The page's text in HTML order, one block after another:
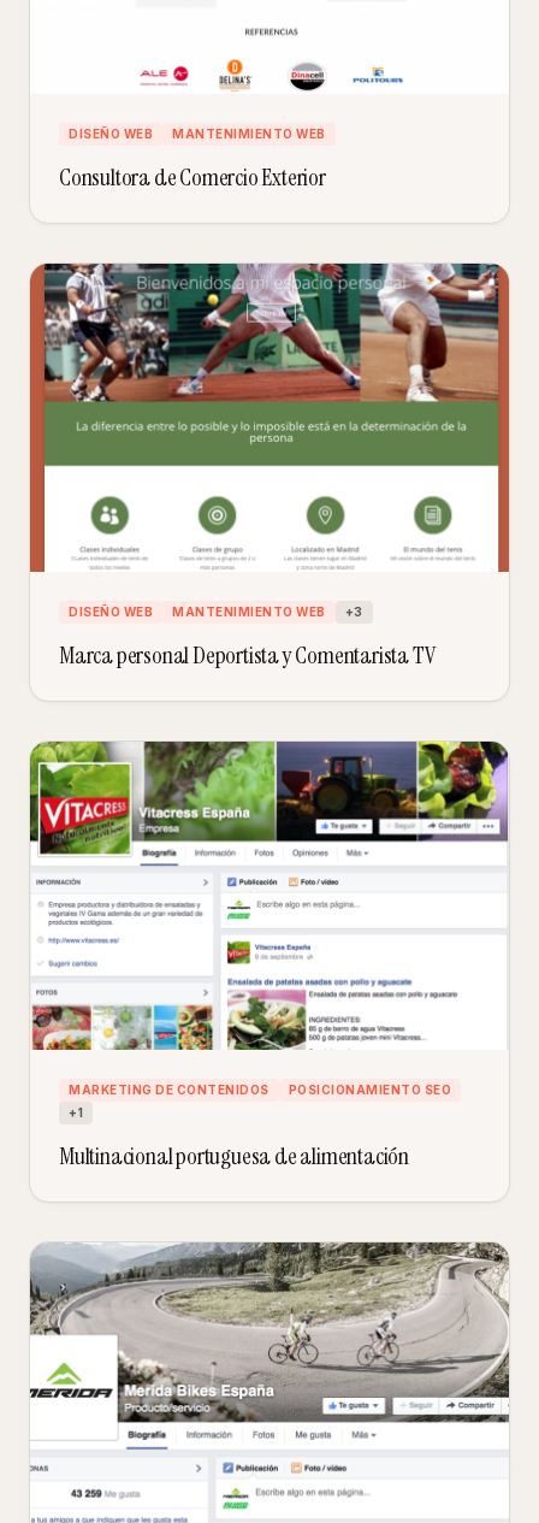
DISEÑO WEB MANTENIMIENTO WEB
Consultora de Comercio Exterior
DISEÑO WEB MANTENIMIENTO WEB +3
Marca personal Deportista y Comentarista TV
MARKETING DE CONTENIDOS
POSICIONAMIENTO SEO
+1
Multinacional portuguesa de alimentación